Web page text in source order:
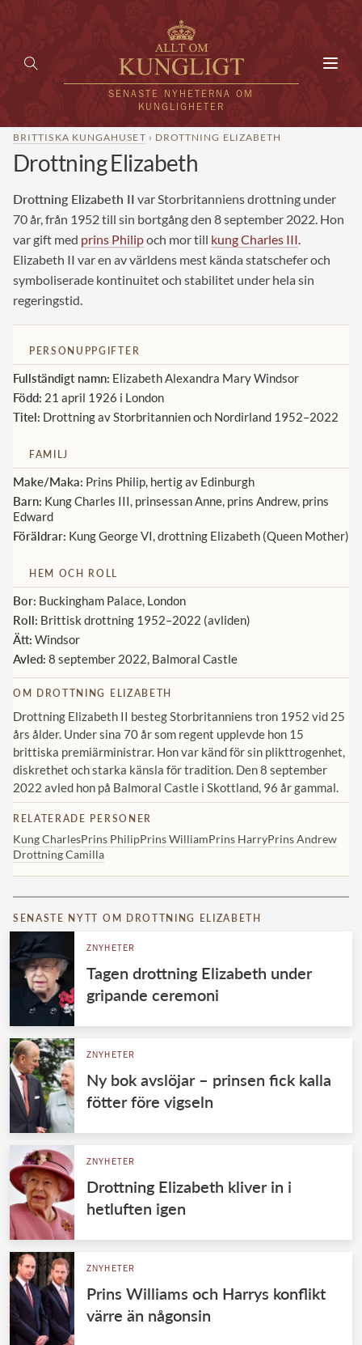
SENASTE NYHETERNA OM
KUNGLIGHETER
HEM
KUNGAFAMILJEN
UTLÄNDSKT
Danska kungahuset
Belgiska kungahuset
Jordanska kungahuset
Japanska kejsarhuset
Thailändska kungahuset
BRITTISKA KUNGAHUSET › DROTTNING ELIZABETH
Drottning Elizabeth
Drottning Elizabeth II var Storbritanniens drottning under
70 år, från 1952 till sin bortgång den 8 september 2022. Hon
var gift med prins Philipoch mor till kung Charles III
Elizabeth II var en av världens mest kända statschefer och
symboliserade kontinuitet och stabilitet under hela sin
regeringstid.
PERSONUPPGIFTER
Fullständigt namn: Elizabeth Alexandra Mary Windsor
Född: 21 april 1926 i London
Titel: Drottning av Storbritannien och Nordirland 1952–2022
FAMILJ
Make/Maka: Prins Philip, hertig av Edinburgh
Barn: Kung Charles III, prinsessan Anne, prins Andrew, prins
Edward
Föräldrar: Kung George VI, drottning Elizabeth (Queen Mother)
HEM OCH ROLL
Bor: Buckingham Palace, London
Roll: Brittisk drottning 1952–2022 (avliden)
Ätt: Windsor
Avled: 8 september 2022, Balmoral Castle
OM DROTTNING ELIZABETH
Drottning Elizabeth II besteg Storbritanniens tron 1952 vid 25
års ålder. Under sina 70 år som regent upplevde hon 15
brittiska premiärministrar. Hon var känd för sin plikttrogenhet,
diskrethet och starka känsla för tradition. Den 8 september
2022 avled hon på Balmoral Castle i Skottland, 96 år gammal.
RELATERADE PERSONER
Kung CharlesPrins PhilipPrins WilliamPrins HarryPrins Andrew
Drottning Camilla
SENASTE NYTT OM DROTTNING ELIZABETH
ZNYHETER
Tagen drottning Elizabeth under
gripande ceremoni
ZNYHETER
Ny bok avslöjar – prinsen fick kalla
fötter före vigseln
ZNYHETER
Drottning Elizabeth kliver in i
hetluften igen
ZNYHETER
Prins Williams och Harrys konflikt
värre än någonsin